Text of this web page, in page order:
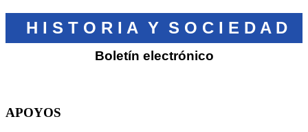
H I S T O R I A Y S O C I E D A D
Boletín electrónico
APOYOS